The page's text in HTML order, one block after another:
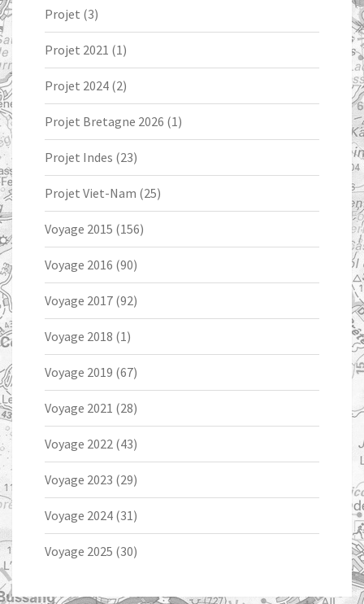
Projet (3)
Projet 2021 (1)
Projet 2024 (2)
Projet Bretagne 2026 (1)
Projet Indes (23)
Projet Viet-Nam (25)
Voyage 2015 (156)
Voyage 2016 (90)
Voyage 2017 (92)
Voyage 2018 (1)
Voyage 2019 (67)
Voyage 2021 (28)
Voyage 2022 (43)
Voyage 2023 (29)
Voyage 2024 (31)
Voyage 2025 (30)